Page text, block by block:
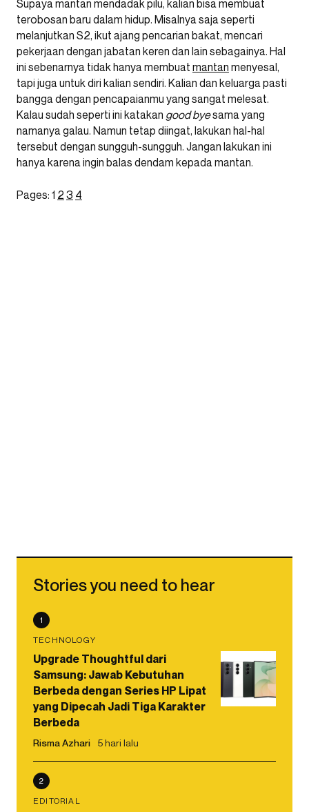
Supaya mantan mendadak pilu, kalian bisa membuat
terobosan baru dalam hidup. Misalnya saja seperti
melanjutkan S2, ikut ajang pencarian bakat, mencari
pekerjaan dengan jabatan keren dan lain sebagainya. Hal
ini sebenarnya tidak hanya membuat mantan menyesal,
tapi juga untuk diri kalian sendiri. Kalian dan keluarga pasti
bangga dengan pencapaianmu yang sangat melesat.
Kalau sudah seperti ini katakan good byesama yang
namanya galau. Namun tetap diingat, lakukan hal-hal
tersebut dengan sungguh-sungguh. Jangan lakukan ini
hanya karena ingin balas dendam kepada mantan.
Pages: 1 2 3 4
Stories you need to hear
1
TECHNOLOGY
Upgrade Thoughtful dari
Samsung: Jawab Kebutuhan
Berbeda dengan Series HP Lipat
yang Dipecah Jadi Tiga Karakter
Berbeda
Risma Azhari 5 hari lalu
2
EDITORIAL